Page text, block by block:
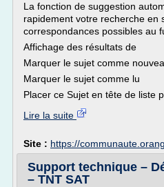
La fonction de suggestion
rapidement votre recherche en
correspondances possibles au
Affichage des résultats de
Marquer le sujet comme
Marquer le sujet comme lu
Placer ce Sujet en tête de liste
Lire la suite
Site : https://
Support technique –
– TNT SAT